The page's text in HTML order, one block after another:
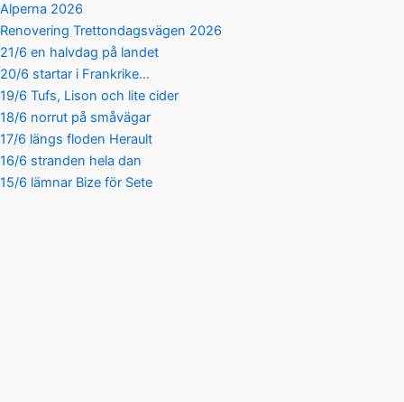
Alperna 2026
Renovering Trettondagsvägen 2026
21/6 en halvdag på landet
20/6 startar i Frankrike…
19/6 Tufs, Lison och lite cider
18/6 norrut på småvägar
17/6 längs floden Herault
16/6 stranden hela dan
15/6 lämnar Bize för Sete